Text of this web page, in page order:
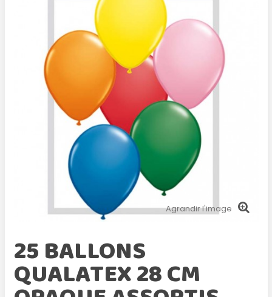
Agrandir l'image
25 BALLONS
QUALATEX 28 CM